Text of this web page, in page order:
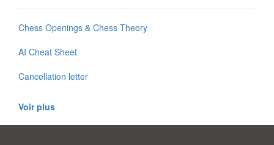
Chess Openings & Chess Theory
AI Cheat Sheet
Cancellation letter
Voir plus